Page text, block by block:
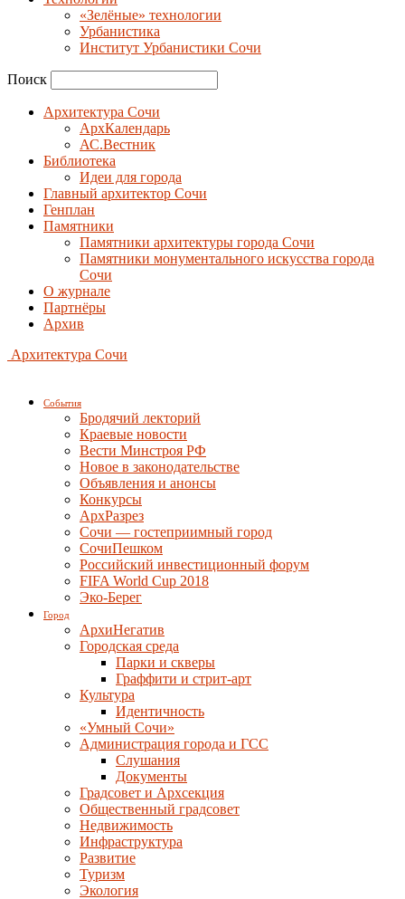
«Зелёные» технологии
Урбанистика
Институт Урбанистики Сочи
Поиск
Архитектура Сочи
АрхКалендарь
АС.Вестник
Библиотека
Идеи для города
Главный архитектор Сочи
Генплан
Памятники
Памятники архитектуры города Сочи
Памятники монументального искусства города
Сочи
О журнале
Партнёры
Архив
Архитектура Сочи
События
Бродячий лекторий
Краевые новости
Вести Минстроя РФ
Новое в законодательстве
Объявления и анонсы
Конкурсы
АрхРазрез
Сочи — гостеприимный город
СочиПешком
Российский инвестиционный форум
FIFA World Cup 2018
Эко-Берег
Город
АрхиНегатив
Городская среда
Парки и скверы
Граффити и стрит-арт
Культура
Идентичность
«Умный Сочи»
Администрация города и ГСС
Слушания
Документы
Градсовет и Архсекция
Общественный градсовет
Недвижимость
Инфраструктура
Развитие
Туризм
Экология